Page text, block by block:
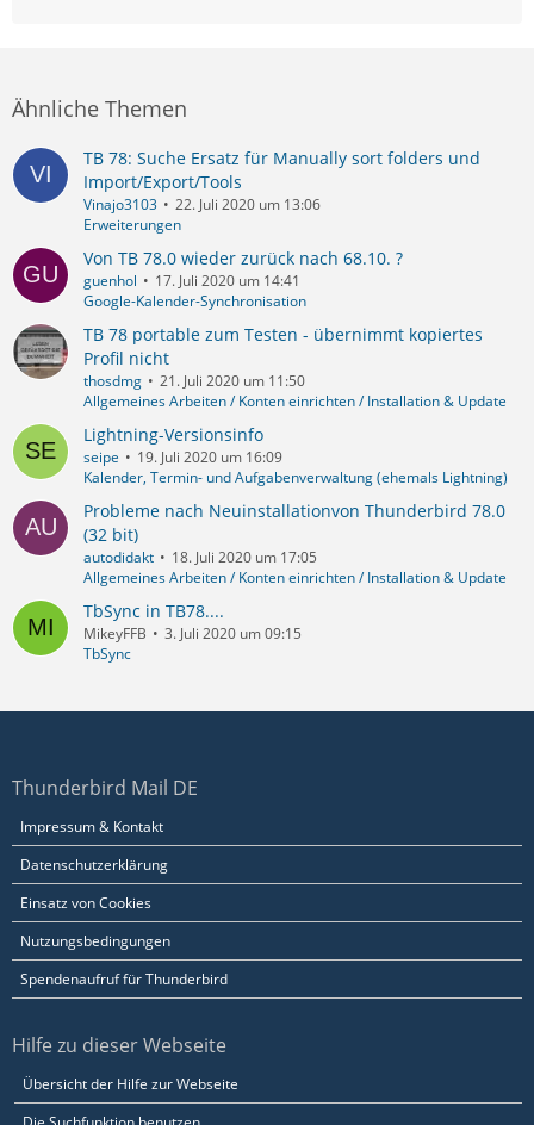
Ähnliche Themen
TB 78: Suche Ersatz für Manually sort folders und
Import/Export/Tools
Vinajo3103
22. Juli 2020 um 13:06
Erweiterungen
Von TB 78.0 wieder zurück nach 68.10. ?
guenhol
17. Juli 2020 um 14:41
Google-Kalender-Synchronisation
TB 78 portable zum Testen - übernimmt kopiertes
Profil nicht
thosdmg
21. Juli 2020 um 11:50
Allgemeines Arbeiten / Konten einrichten / Installation & Update
Lightning-Versionsinfo
seipe
19. Juli 2020 um 16:09
Kalender, Termin- und Aufgabenverwaltung (ehemals Lightning)
Probleme nach Neuinstallationvon Thunderbird 78.0
(32 bit)
autodidakt
18. Juli 2020 um 17:05
Allgemeines Arbeiten / Konten einrichten / Installation & Update
TbSync in TB78....
MikeyFFB
3. Juli 2020 um 09:15
TbSync
Thunderbird Mail DE
Impressum & Kontakt
Datenschutzerklärung
Einsatz von Cookies
Nutzungsbedingungen
Spendenaufruf für Thunderbird
Hilfe zu dieser Webseite
Übersicht der Hilfe zur Webseite